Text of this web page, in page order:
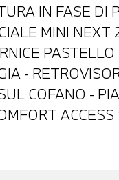
IN FASE DI
MINI NEXT
-
COFANO -
- CAMBIO